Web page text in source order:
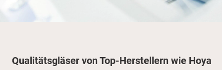
Qualitätsgläser von Top-Herstellern wie Hoya